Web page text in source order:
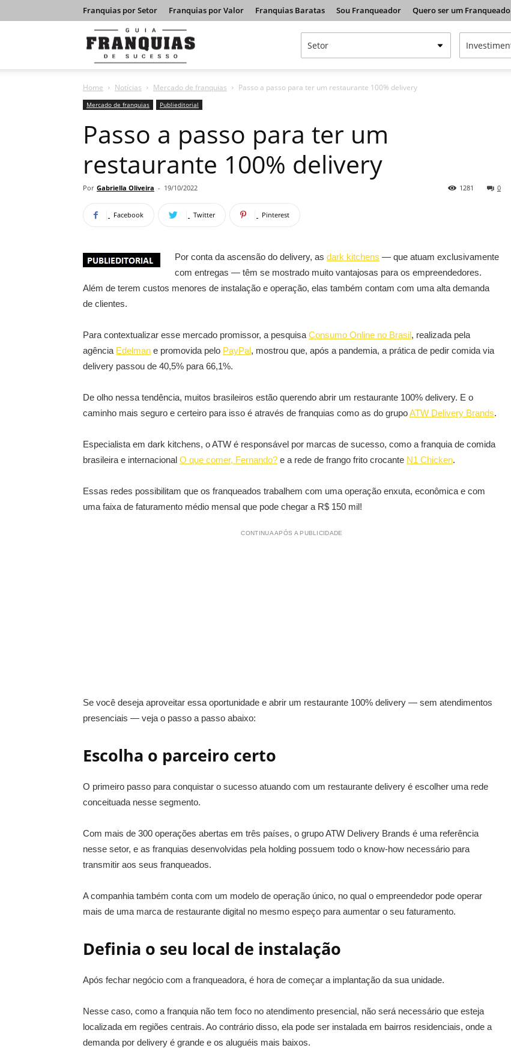
Franquias por Setor Franquias por Valor Franquias Baratas Sou Franqueador Quero ser um Franqueado
Franquias
de
Sucesso
Home Notícias Mercado de franquias Passo a passo para ter um restaurante 100% delivery
Mercado de franquias Publieditorial
Passo a passo para ter um
restaurante 100% delivery
Por Gabriella Oliveira - 19/10/2022 0
1281
Facebook Twitter Pinterest
Por conta da ascensão do delivery, as dark kitchens — que atuam exclusivamente
com entregas — têm se mostrado muito vantajosas para os empreendedores.
Além de terem custos menores de instalação e operação, elas também contam com uma alta demanda
de clientes.
Para contextualizar esse mercado promissor, a pesquisa Consumo Online no Brasil, realizada pela
agência Edelman e promovida pelo PayPal, mostrou que, após a pandemia, a prática de pedir comida via
delivery passou de 40,5% para 66,1%.
De olho nessa tendência, muitos brasileiros estão querendo abrir um restaurante 100% delivery. E o
caminho mais seguro e certeiro para isso é através de franquias como as do grupoATW Delivery Brands.
Especialista em dark kitchens, o ATW é responsável por marcas de sucesso, como a franquia de comida
brasileira e internacional O que comer, Fernando? e a rede de frango frito crocante N1 Chicken.
Essas redes possibilitam que os franqueados trabalhem com uma operação enxuta, econômica e com
uma faixa de faturamento médio mensal que pode chegar a R$ 150 mil!
CONTINUA APÓS A PUBLICIDADE
Se você deseja aproveitar essa oportunidade e abrir um restaurante 100% delivery — sem atendimentos
presenciais — veja o passo a passo abaixo:
Escolha o parceiro certo
O primeiro passo para conquistar o sucesso atuando com um restaurante delivery é escolher uma rede
conceituada nesse segmento.
Com mais de 300 operações abertas em três países, o grupo ATW Delivery Brands é uma referência
nesse setor, e as franquias desenvolvidas pela holding possuem todo o know-how necessário para
transmitir aos seus franqueados.
A companhia também conta com um modelo de operação único, no qual o empreendedor pode operar
mais de uma marca de restaurante digital no mesmo espeço para aumentar o seu faturamento.
Definia o seu local de instalação
Após fechar negócio com a franqueadora, é hora de começar a implantação da sua unidade.
Nesse caso, como a franquia não tem foco no atendimento presencial, não será necessário que esteja
localizada em regiões centrais. Ao contrário disso, ela pode ser instalada em bairros residenciais, onde a
demanda por delivery é grande e os aluguéis mais baixos.